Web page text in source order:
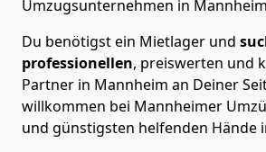
Umzugsunternehmen in
Du benötigst ein Mietlager und
professionellen, preiswerten und
Partner in Mannheim an Deiner
willkommen bei Mannheimer
und günstigsten helfenden Hände